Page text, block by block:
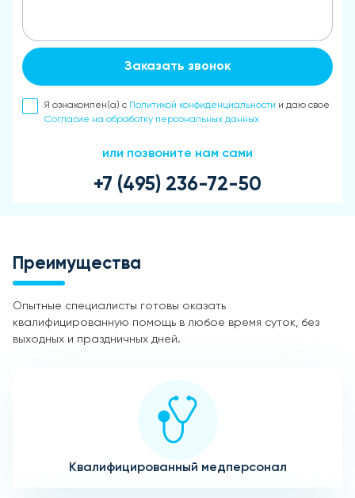
Заказать звонок
Я ознакомлен(а) с Политикой конфиденциальности и даю свое
Согласие на обработку персональных данных
или позвоните нам сами
+7 (495) 236-72-50
Преимущества
Опытные специалисты готовы оказать
квалифицированную помощь в любое время суток, без
выходных и праздничных дней.
Квалифицированный медперсонал